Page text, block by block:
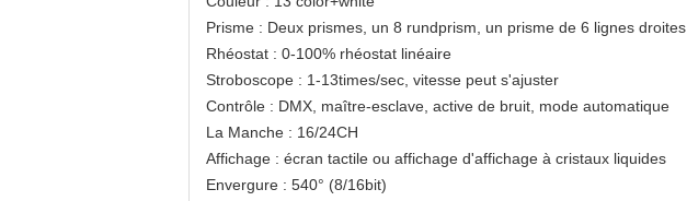
Prisme : Deux prismes, un 8 rundprism, un prisme de 6 lignes droites
Rhéostat : 0-100% rhéostat linéaire
Stroboscope : 1-13times/sec, vitesse peut s'ajuster
Contrôle : DMX, maître-esclave, active de bruit, mode automatique
La Manche : 16/24CH
Affichage : écran tactile ou affichage d'affichage à cristaux liquides
Envergure : 540° (8/16bit)